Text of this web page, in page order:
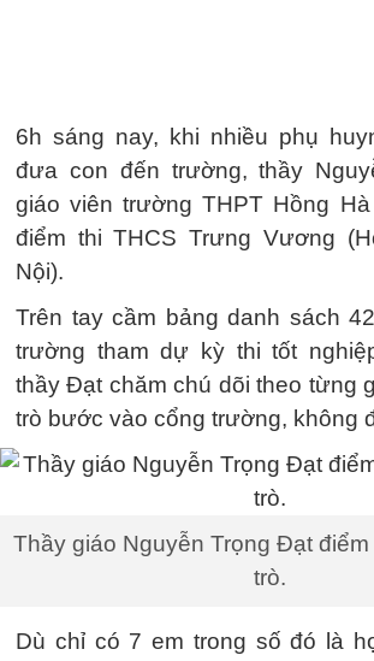
6h sáng nay, khi nhiều phụ
đưa con đến trường, thầy
giáo viên trường THPT Hồng
điểm thi THCS Trưng Vương
Nội).
Trên tay cầm bảng danh sách
trường tham dự kỳ thi tốt
thầy Đạt chăm chú dõi theo từng
trò bước vào cổng trường, không
Thầy giáo Nguyễn Trọng Đạt
trò.
Dù chỉ có 7 em trong số đó là